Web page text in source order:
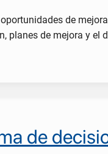
de
planes de mejora y el
de